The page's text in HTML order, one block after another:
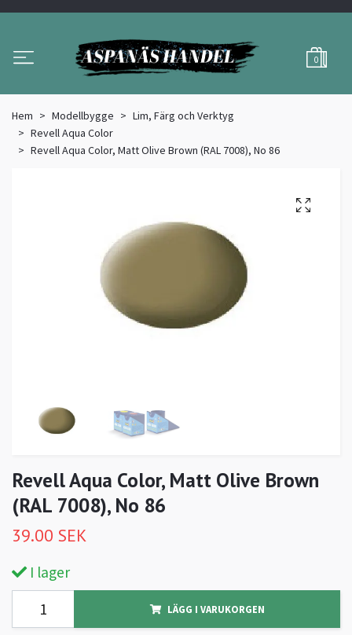
0
Hem Modellbygge
Lim, Färg och Verktyg
Revell Aqua Color
Revell Aqua Color, Matt Olive Brown (RAL 7008), No 86
Revell Aqua Color, Matt Olive Brown
(RAL 7008), No 86
39.00 SEK
I lager
LÄGG I VARUKORGEN